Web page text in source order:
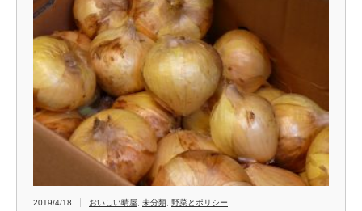
2019/4/18 おいしい晴屋 未分類 野菜とポリシー